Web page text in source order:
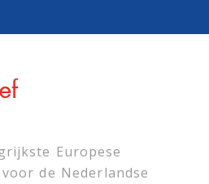
Europese
de Nederlandse